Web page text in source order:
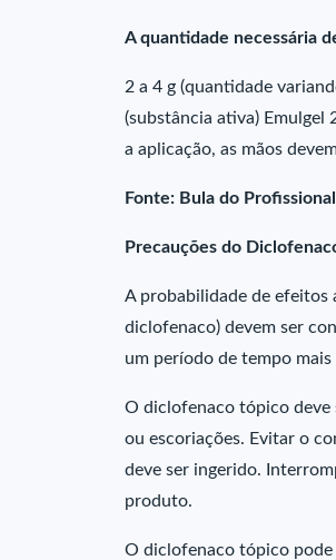
A quantidade necessária
2 a 4 g (quantidade
(substância ativa) Emulgel
a aplicação, as mãos
Fonte: Bula do
Precauções do
A probabilidade de efeitos
diclofenaco) devem ser
um período de tempo
O diclofenaco tópico deve
ou escoriações. Evitar o
deve ser ingerido.
produto.
O diclofenaco tópico pode